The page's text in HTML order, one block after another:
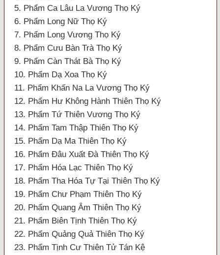
5. Phẩm Ca Lâu La Vương Thọ Ký
6. Phẩm Long Nữ Thọ Ký
7. Phẩm Long Vương Thọ Ký
8. Phẩm Cưu Bàn Trà Thọ Ký
9. Phẩm Càn Thát Bà Thọ Ký
10. Phẩm Dạ Xoa Thọ Ký
11. Phẩm Khấn Na La Vương Thọ Ký
12. Phẩm Hư Không Hành Thiên Thọ Ký
13. Phẩm Tứ Thiên Vương Thọ Ký
14. Phẩm Tam Thập Thiên Thọ Ký
15. Phẩm Dạ Ma Thiên Thọ Ký
16. Phẩm Đâu Xuất Đà Thiên Thọ Ký
17. Phẩm Hóa Lạc Thiên Thọ Ký
18. Phẩm Tha Hóa Tự Tại Thiên Thọ Ký
19. Phẩm Chư Phạm Thiên Thọ Ký
20. Phẩm Quang Âm Thiên Thọ Ký
21. Phẩm Biên Tịnh Thiên Thọ Ký
22. Phẩm Quảng Quả Thiên Thọ Ký
23. Phẩm Tịnh Cư Thiên Tử Tán Kệ